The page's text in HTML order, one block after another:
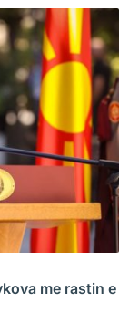
me rastin e